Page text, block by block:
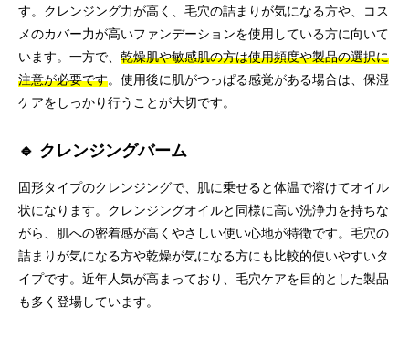
す。クレンジング力が高く、毛穴の詰まりが気になる方や、コス
メのカバー力が高いファンデーションを使用している方に向いて
います。一方で、 乾燥肌や敏感肌の方は使用頻度や製品の選択に
注意が必要です。使用後に肌がつっぱる感覚がある場合は、保湿
ケアをしっかり行うことが大切です。
🔹 クレンジングバーム
固形タイプのクレンジングで、肌に乗せると体温で溶けてオイル
状になります。クレンジングオイルと同様に高い洗浄力を持ちな
がら、肌への密着感が高くやさしい使い心地が特徴です。毛穴の
詰まりが気になる方や乾燥が気になる方にも比較的使いやすいタ
イプです。近年人気が高まっており、毛穴ケアを目的とした製品
も多く登場しています。